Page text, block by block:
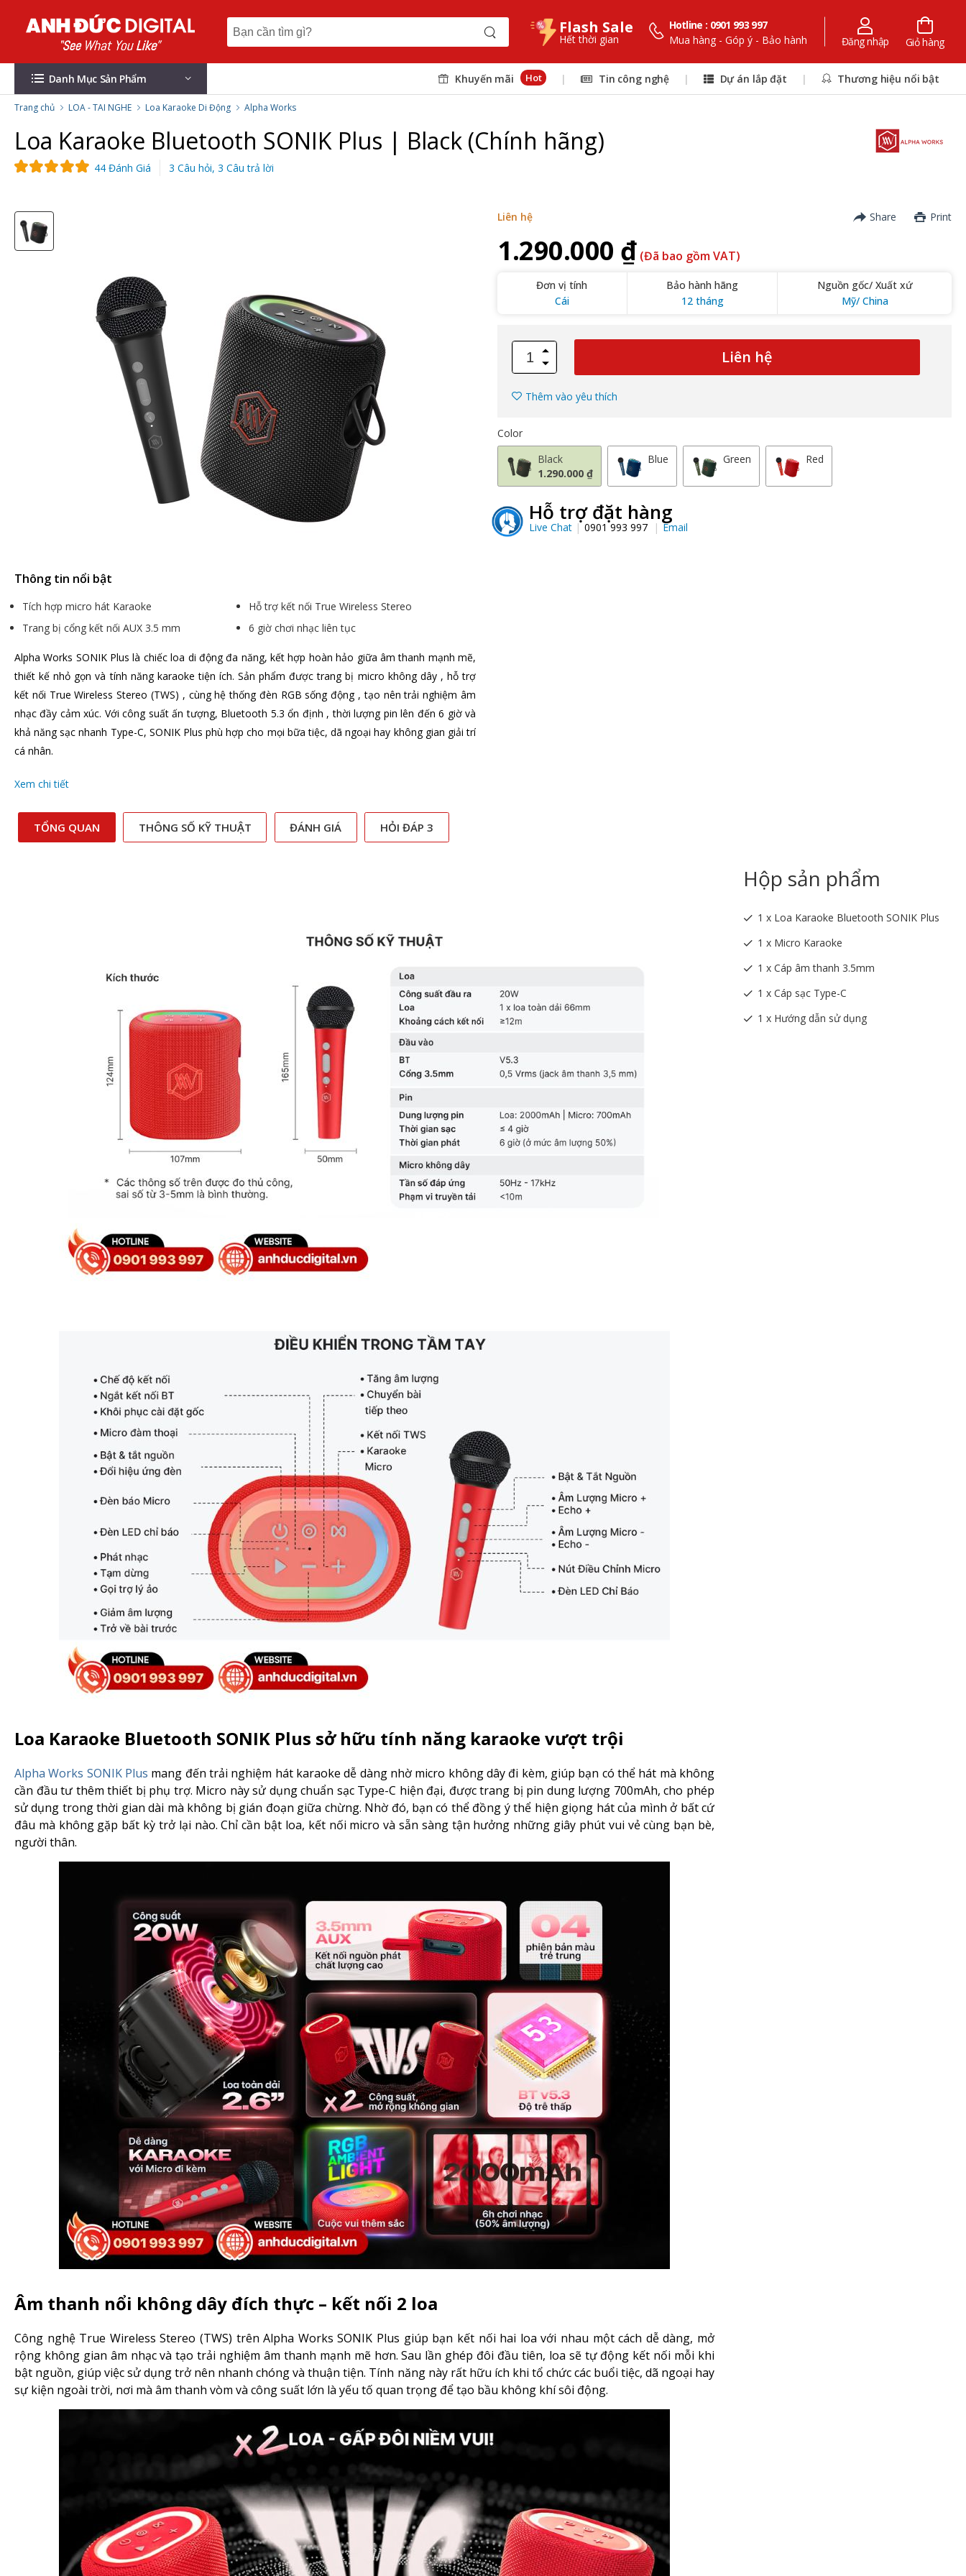
Flash Sale
Hết thời gian
Hotline : 0901 993 997
Mua hàng - Góp ý - Bảo hành
Đăng nhập Giỏ hàng
Danh Mục Sản Phẩm Khuyến mãi Hot | Tin công nghệ | Dự án lắp đặt | Thương hiệu nổi bật
Trang chủ LOA - TAI NGHE Loa Karaoke Di Động Alpha Works
Loa Karaoke Bluetooth SONIK Plus | Black (Chính hãng)
44 Đánh Giá 3 Câu hỏi, 3 Câu trả lời
Thông tin nổi bật
Tích hợp micro hát Karaoke
Hỗ trợ kết nối True Wireless Stereo
Trang bị cổng kết nối AUX 3.5 mm
6 giờ chơi nhạc liên tục
Alpha Works SONIK Plus là chiếc loa di động đa năng, kết hợp hoàn hảo giữa âm thanh mạnh mẽ,
thiết kế nhỏ gọn và tính năng karaoke tiện ích. Sản phẩm được trang bị micro không dây , hỗ trợ
kết nối True Wireless Stereo (TWS) , cùng hệ thống đèn RGB sống động , tạo nên trải nghiệm âm
nhạc đầy cảm xúc. Với công suất ấn tượng, Bluetooth 5.3 ổn định , thời lượng pin lên đến 6 giờ và
khả năng sạc nhanh Type-C, SONIK Plus phù hợp cho mọi bữa tiệc, dã ngoại hay không gian giải trí
cá nhân.
Xem chi tiết
Liên hệ Share Print
1.290.000 ₫ (Đã bao gồm VAT)
Đơn vị tính
Cái
Bảo hành hãng
12 tháng
Nguồn gốc/ Xuất xứ
Mỹ/ China
Liên hệ
Thêm vào yêu thích
Color
Black
1.290.000 ₫
Blue Green Red
Hỗ trợ đặt hàng
Live Chat 0901 993 997 Email
TỔNG QUAN THÔNG SỐ KỸ THUẬT ĐÁNH GIÁ HỎI ĐÁP 3
Loa Karaoke Bluetooth SONIK Plus sở hữu tính năng karaoke vượt trội
Alpha Works SONIK Plus mang đến trải nghiệm hát karaoke dễ dàng nhờ micro không dây đi kèm, giúp bạn có thể hát mà không
cần đầu tư thêm thiết bị phụ trợ. Micro này sử dụng chuẩn sạc Type-C hiện đại, được trang bị pin dung lượng 700mAh, cho phép
sử dụng trong thời gian dài mà không bị gián đoạn giữa chừng. Nhờ đó, bạn có thể đồng ý thể hiện giọng hát của mình ở bất cứ
đâu mà không gặp bất kỳ trở lại nào. Chỉ cần bật loa, kết nối micro và sẵn sàng tận hưởng những giây phút vui vẻ cùng bạn bè,
người thân.
Âm thanh nổi không dây đích thực – kết nối 2 loa
Công nghệ True Wireless Stereo (TWS) trên Alpha Works SONIK Plus giúp bạn kết nối hai loa với nhau một cách dễ dàng, mở
rộng không gian âm nhạc và tạo trải nghiệm âm thanh mạnh mẽ hơn. Sau lần ghép đôi đầu tiên, loa sẽ tự động kết nối mỗi khi
bật nguồn, giúp việc sử dụng trở nên nhanh chóng và thuận tiện. Tính năng này rất hữu ích khi tổ chức các buổi tiệc, dã ngoại hay
sự kiện ngoài trời, nơi mà âm thanh vòm và công suất lớn là yếu tố quan trọng để tạo bầu không khí sôi động.
Hộp sản phẩm
1 x Loa Karaoke Bluetooth SONIK Plus
1 x Micro Karaoke
1 x Cáp âm thanh 3.5mm
1 x Cáp sạc Type-C
1 x Hướng dẫn sử dụng